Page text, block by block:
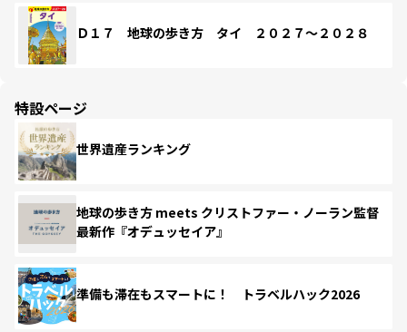
Ｄ１７ 地球の歩き方 タイ ２０２７～２０２８
特設ページ
世界遺産ランキング
地球の歩き方 meets クリストファー・ノーラン監督
最新作『オデュッセイア』
準備も滞在もスマートに！ トラベルハック2026